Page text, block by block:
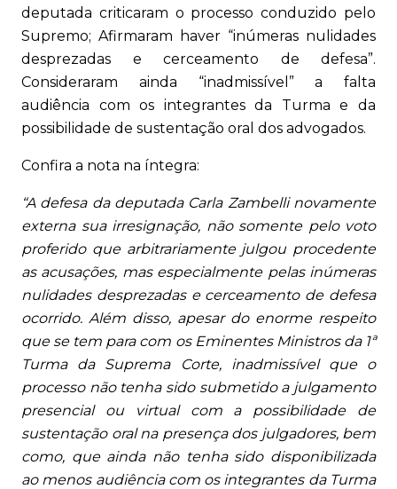
deputada criticaram o processo conduzido pelo
Supremo; Afirmaram haver “inúmeras nulidades
desprezadas e cerceamento de defesa”.
Consideraram ainda “inadmissível” a falta
audiência com os integrantes da Turma e da
possibilidade de sustentação oral dos advogados.
Confira a nota na íntegra:
“A defesa da deputada Carla Zambelli novamente
externa sua irresignação, não somente pelo voto
proferido que arbitrariamente julgou procedente
as acusações, mas especialmente pelas inúmeras
nulidades desprezadas e cerceamento de defesa
ocorrido. Além disso, apesar do enorme respeito
que se tem para com os Eminentes Ministros da 1ª
Turma da Suprema Corte, inadmissível que o
processo não tenha sido submetido a julgamento
presencial ou virtual com a possibilidade de
sustentação oral na presença dos julgadores, bem
como, que ainda não tenha sido disponibilizada
ao menos audiência com os integrantes da Turma